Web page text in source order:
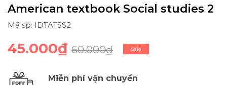
American textbook Social studies 2
Mã sp: IDTATSS2
45.000₫ 60.000₫ Sale
Miễn phí vận chuyển